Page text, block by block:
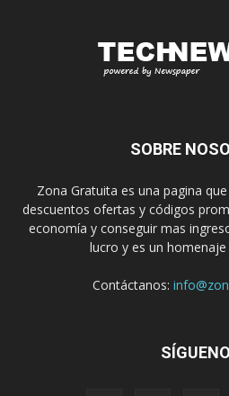
SOBRE
Zona Gratuita es una pagina
descuentos ofertas y códigos
economía y conseguir mas
lucro y es un
Contáctanos: